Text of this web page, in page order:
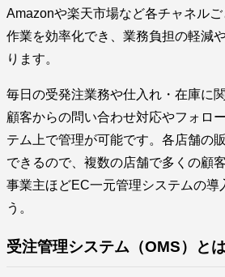
Amazonや楽天市場など各チャネル
作業を効率化でき、業務負担の軽減
ります。
毎日の受発注業務や仕入れ・在庫に
顧客からの問い合わせ対応やフォロ
テム上で管理が可能です。各店舗の
できるので、複数の店舗で多くの顧
事業主ほどEC一元管理システムの導
う。
受注管理システム（OMS）と